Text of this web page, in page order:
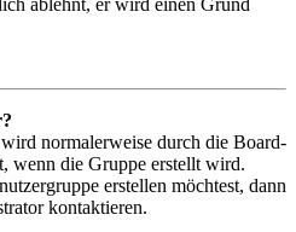
normalerweise durch die Board-
wenn die Gruppe erstellt wird.
erstellen möchtest, dann
kontaktieren.